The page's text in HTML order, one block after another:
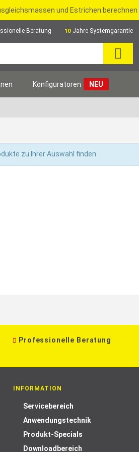
und Estrichen berechnen
Beratung 10 Jahre Systemgarantie
Konfiguratoren NEU
zu Ihrer Auswahl finden.
Professionelle Beratung
INFORMATION
Servicebereich
Anwendungstechnik
Produkt-Specials
Downloadbereich